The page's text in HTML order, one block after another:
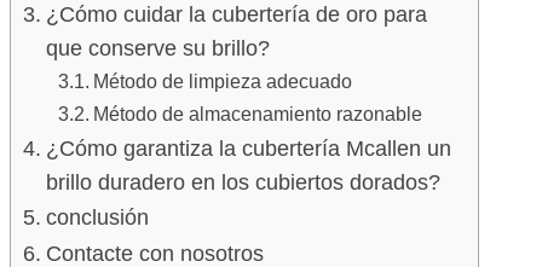
¿Cómo cuidar la cubertería de oro para
que conserve su brillo?
Método de limpieza adecuado
Método de almacenamiento razonable
¿Cómo garantiza la cubertería Mcallen un
brillo duradero en los cubiertos dorados?
conclusión
Contacte con nosotros